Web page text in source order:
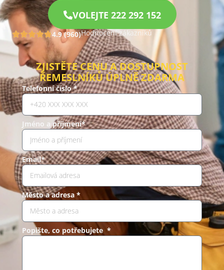
VOLEJTE 222 292 152
4.9 (960)Hodnocení zákazníků
ZJISTĚTE CENU A DOSTUPNOST
ŘEMESLNÍKŮ ÚPLNĚ ZDARMA
Telefonní číslo *
Jméno a příjmení*
Email*
Město a adresa *
Popište, co potřebujete *